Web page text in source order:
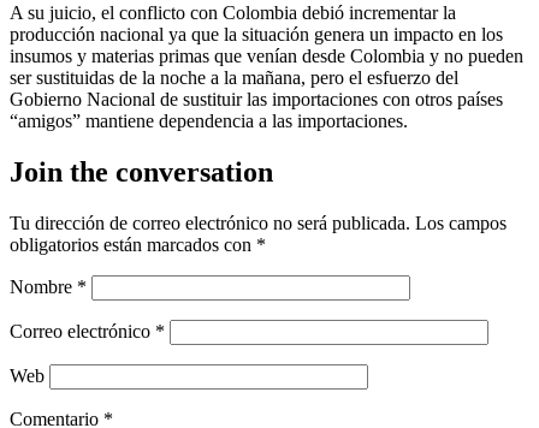
A su juicio, el conflicto con Colombia debió incrementar la
producción nacional ya que la situación genera un impacto en los
insumos y materias primas que venían desde Colombia y no pueden
ser sustituidas de la noche a la mañana, pero el esfuerzo del
Gobierno Nacional de sustituir las importaciones con otros países
“amigos” mantiene dependencia a las importaciones.
Join the conversation
Tu dirección de correo electrónico no será publicada. Los campos
obligatorios están marcados con *
Nombre *
Correo electrónico *
Web
Comentario *